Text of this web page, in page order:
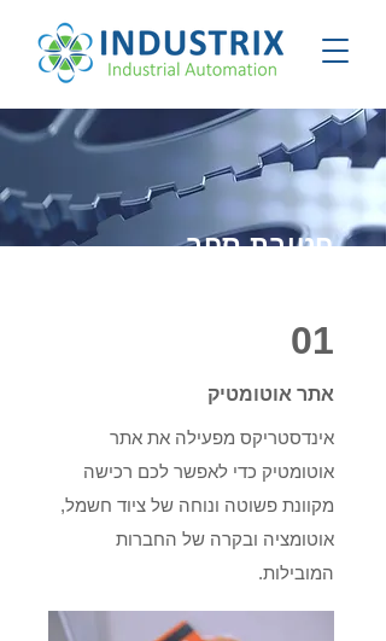
חטיבת סחר
01
אתר אוטומטיק
אינדסטריקס מפעילה את אתר
אוטומטיק כדי לאפשר לכם רכישה
מקוונת פשוטה ונוחה של ציוד חשמל,
אוטומציה ובקרה של החברות
המובילות.